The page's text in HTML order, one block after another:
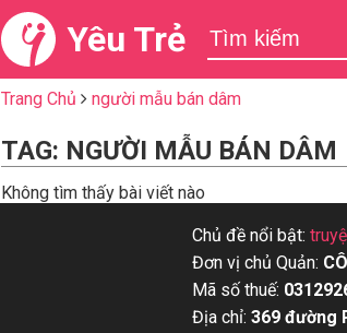
Yêu Trẻ
Trang Chủ người mẫu bán dâm
TAG: NGƯỜI MẪU BÁN DÂM
Không tìm thấy bài viết nào
Chủ đề nổi bật:
Đơn vị chủ Quản:
Mã số thuế:
Địa chỉ: 369 đường